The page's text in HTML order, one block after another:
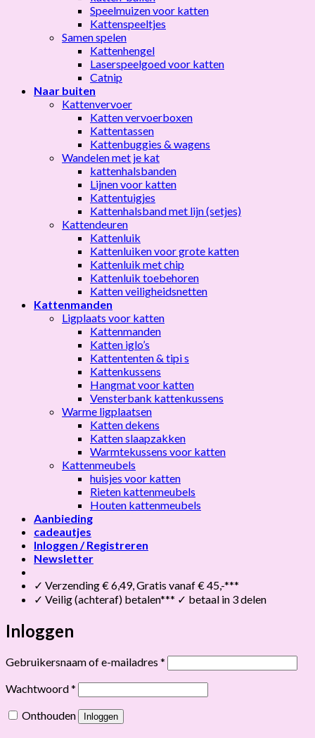
Speelmuizen voor katten
Kattenspeeltjes
Samen spelen
Kattenhengel
Laserspeelgoed voor katten
Catnip
Naar buiten
Kattenvervoer
Katten vervoerboxen
Kattentassen
Kattenbuggies & wagens
Wandelen met je kat
kattenhalsbanden
Lijnen voor katten
Kattentuigjes
Kattenhalsband met lijn (setjes)
Kattendeuren
Kattenluik
Kattenluiken voor grote katten
Kattenluik met chip
Kattenluik toebehoren
Katten veiligheidsnetten
Kattenmanden
Ligplaats voor katten
Kattenmanden
Katten iglo’s
Kattententen & tipi s
Kattenkussens
Hangmat voor katten
Vensterbank kattenkussens
Warme ligplaatsen
Katten dekens
Katten slaapzakken
Warmtekussens voor katten
Kattenmeubels
huisjes voor katten
Rieten kattenmeubels
Houten kattenmeubels
Aanbieding
cadeautjes
Inloggen / Registreren
Newsletter
✓ Verzending € 6,49, Gratis vanaf € 45,-***
✓ Veilig (achteraf) betalen*** ✓ betaal in 3 delen
Inloggen
Gebruikersnaam of e-mailadres * Vereist
Wachtwoord* Vereist
Onthouden Inloggen